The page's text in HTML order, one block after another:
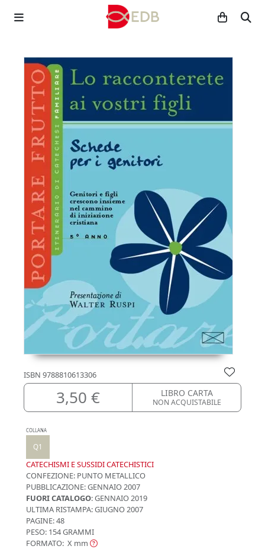
ISBN 9788810613306
3,50 € LIBRO CARTA
NON ACQUISTABILE
COLLANA
Q1
CATECHISMI E SUSSIDI CATECHISTICI
CONFEZIONE: PUNTO METALLICO
PUBBLICAZIONE:GENNAIO 2007
FUORI CATALOGO: GENNAIO 2019
ULTIMA RISTAMPA:GIUGNO 2007
PAGINE: 48
PESO: 154 GRAMMI
FORMATO: X mm